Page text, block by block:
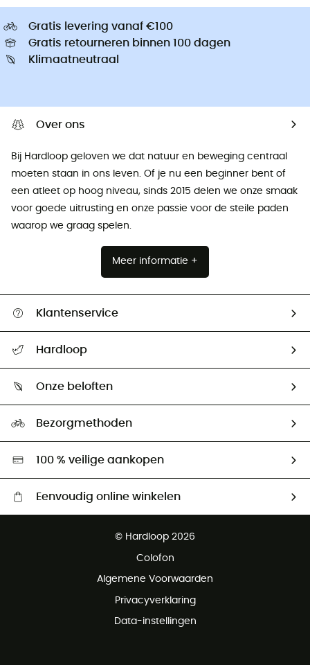
Gratis levering vanaf €100
Gratis retourneren binnen 100 dagen
Klimaatneutraal
Over ons
Bij Hardloop geloven we dat natuur en beweging centraal
moeten staan ​​in ons leven. Of je nu een beginner bent of
een atleet op hoog niveau, sinds 2015 delen we onze smaak
voor goede uitrusting en onze passie voor de steile paden
waarop we graag spelen.
Meer informatie +
Klantenservice
Mijn zending volgen
Retourzendingen & Terugbetalingen
Hardloop
Ambassadeurs
Onze beloften
Hardgreen
Bezorgmethoden
100 % veilige aankopen
Eenvoudig online winkelen
Gratis retourneren binnen 100 dagen
© Hardloop 2026
Colofon
Algemene Voorwaarden
Privacyverklaring
Data-instellingen